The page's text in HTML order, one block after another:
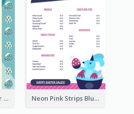
Blue Vintage Easter Egg Menu Design Template Neon Pink Strips Blue Bunny Discount Menu Design